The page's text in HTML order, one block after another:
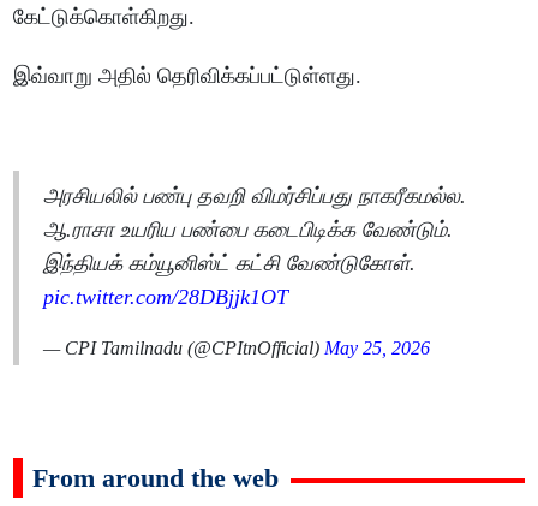
கேட்டுக்கொள்கிறது.
இவ்வாறு அதில் தெரிவிக்கப்பட்டுள்ளது.
அரசியலில் பண்பு தவறி விமர்சிப்பது நாகரீகமல்ல.
ஆ.ராசா உயரிய பண்பை கடைபிடிக்க வேண்டும்.
இந்தியக் கம்யூனிஸ்ட் கட்சி வேண்டுகோள்.
pic.twitter.com/28DBjjk1OT
— CPI Tamilnadu (@CPItnOfficial) May 25, 2026
From around the web